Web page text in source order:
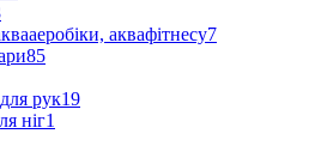
аквафітнесу7
85
рук19
ніг1